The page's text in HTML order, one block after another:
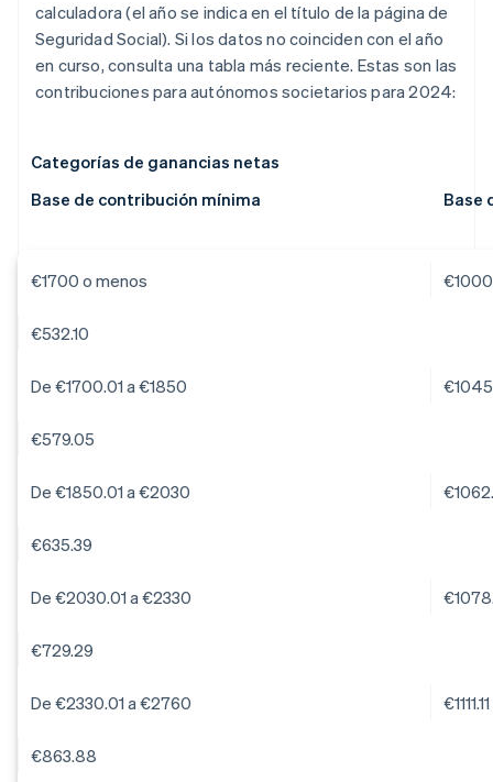
calculadora (el año se indica en el título de la página de
Seguridad Social). Si los datos no coinciden con el año
en curso, consulta una tabla más reciente. Estas son las
contribuciones para autónomos societarios para 2024:
Categorías de ganancias netas
Base de contribución mínima
Base
€1700 o menos
€532.10
De €1700.01 a €1850
€579.05
De €1850.01 a €2030
€635.39
De €2030.01 a €2330
€729.29
De €2330.01 a €2760 €1111.11
€863.88